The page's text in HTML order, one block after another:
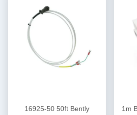
16925-50 50ft Bently
1m